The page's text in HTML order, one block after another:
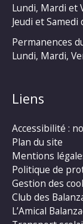
Lundi, Mardi et
Jeudi et Samedi
Permanences
Lundi, Mardi,
Liens
Accessibilité :
Plan du site
Mentions
Politique de
Gestion des
Club des
L’Amical